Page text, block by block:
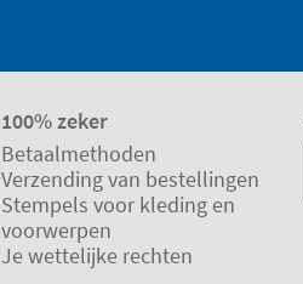
100% zeker
Betaalmethoden
Verzending van bestellingen
Stempels voor kleding en
voorwerpen
Je wettelijke rechten